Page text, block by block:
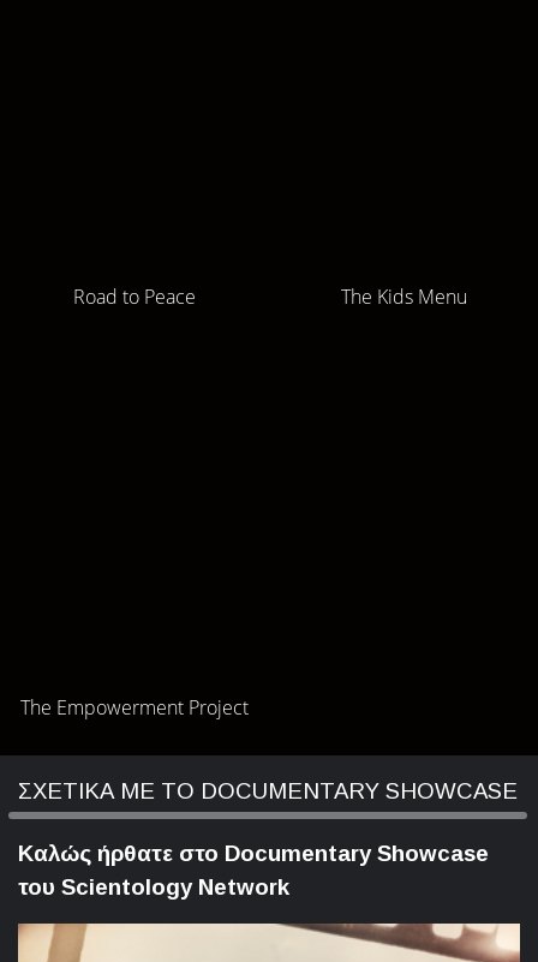
Road to Peace The Kids Menu
The Empowerment Project
ΣΧΕΤΙΚΑ ΜΕ ΤΟ DOCUMENTARY SHOWCASE
Καλώς ήρθατε στο Documentary Showcase
του Scientology Network